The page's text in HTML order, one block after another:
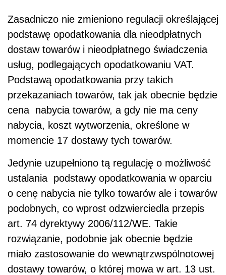
Zasadniczo nie zmieniono regulacji określającej
podstawę opodatkowania dla nieodpłatnych
dostaw towarów i nieodpłatnego świadczenia
usług, podlegających opodatkowaniu VAT.
Podstawą opodatkowania przy takich
przekazaniach towarów, tak jak obecnie będzie
cena nabycia towarów, a gdy nie ma ceny
nabycia, koszt wytworzenia, określone w
momencie 17 dostawy tych towarów.
Jedynie uzupełniono tą regulację o możliwość
ustalania podstawy opodatkowania w oparciu
o cenę nabycia nie tylko towarów ale i towarów
podobnych, co wprost odzwierciedla przepis
art. 74 dyrektywy 2006/112/WE. Takie
rozwiązanie, podobnie jak obecnie będzie
miało zastosowanie do wewnątrzwspólnotowej
dostawy towarów, o której mowa w art. 13 ust.